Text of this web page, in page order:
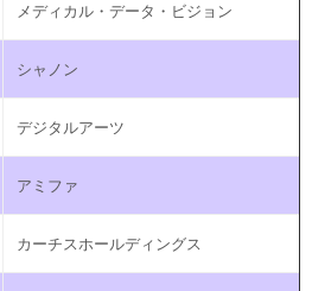
メディカル・データ・ビジョン
シャノン
デジタルアーツ
アミファ
カーチスホールディングス